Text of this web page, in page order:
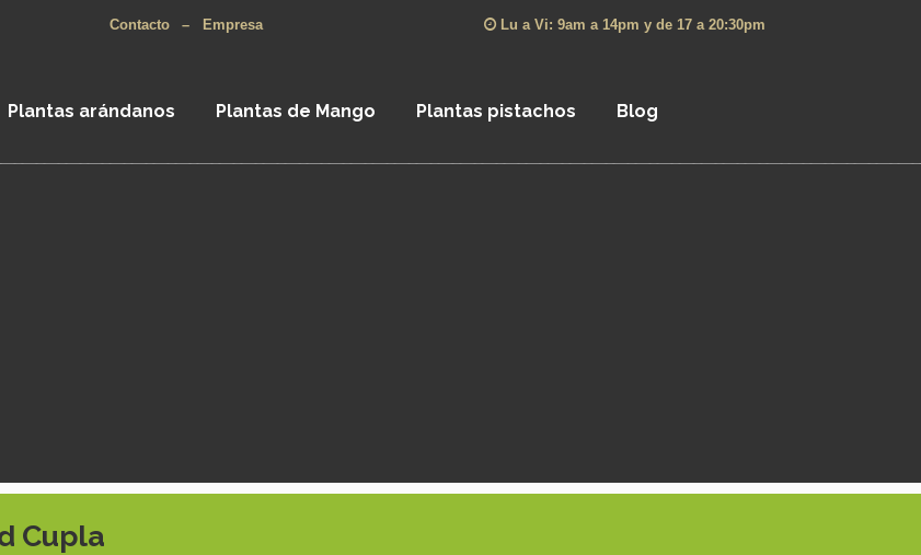
Contacto – Empresa Lu a Vi: 9am a 14pm y de 17 a 20:30pm
Plantas arándanos Plantas de Mango Plantas pistachos Blog
Cupla